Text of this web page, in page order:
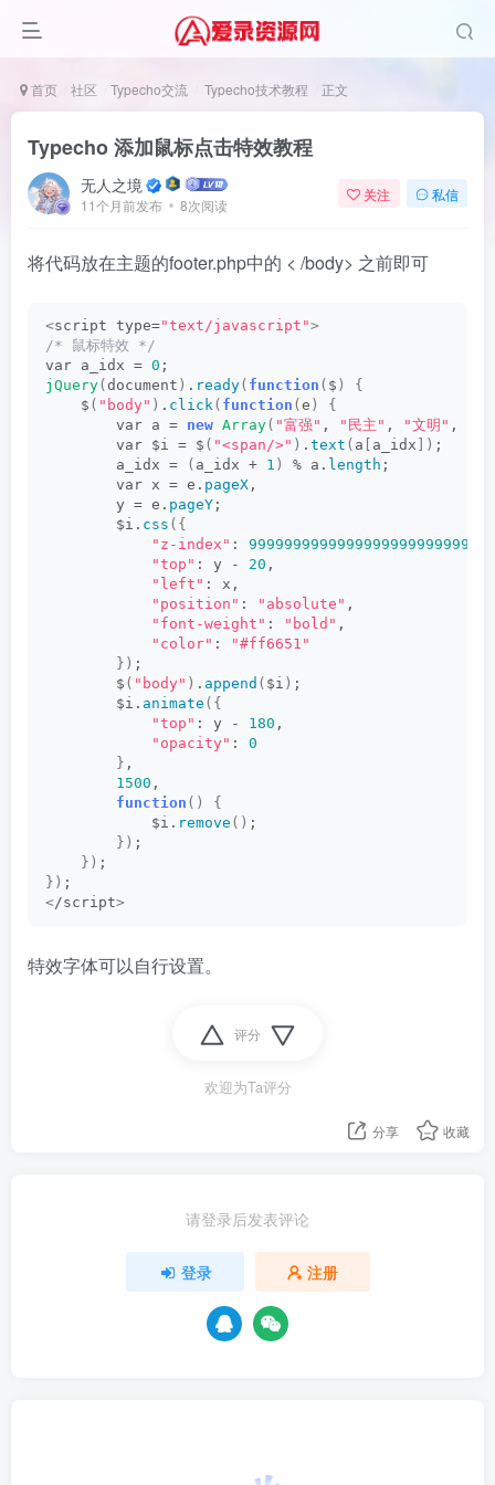
首页 社区 Typecho交流 Typecho技术教程 正文
Typecho 添加鼠标点击特效教程
无人之境
11个月前发布 8次阅读
关注 私信
将代码放在主题的footer.php中的 < /body> 之前即可
<script type="text/javascript">
/* 鼠标特效 */
var a_idx = 0 ;
jQuery( document ) . ready( function ( $ )
{
    $
( "body" ) . click( function ( e )
{
        var a =
new Array( "富强" , "民主" , "文明" ,
        var $i = $
( "<span/>" ) . text ( a a_idx ]) ;
        a_idx =
( a_idx + 1 ) % a. length ;
        var x = e.
pageX ,
        y = e.
pageY ;
        $i.
css ({
"z-index" :
"top" : y - 20 ,
"left" : x,
"position" : "absolute" ,
"font-weight" : "bold" ,
"color" :
"#ff6651"
}) ;
        $
( "body" ) . append ( $i ) ;
        $i.
animate ({
"top" : y - 180 ,
"opacity" : 0
} ,
1500 ,
function ()
{
            $i.
remove () ;
}) ;
}) ;
}) ;
</script>
特效字体可以自行设置。
评分
欢迎为Ta评分
分享 收藏
请登录后发表评论
登录 注册